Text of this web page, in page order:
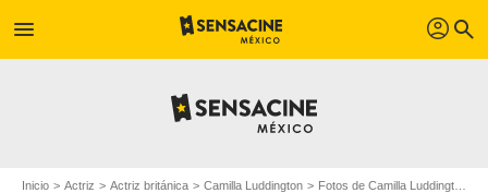
menu profil search
Inicio Actriz Actriz británica Camilla Luddington Fotos de Camilla Luddington